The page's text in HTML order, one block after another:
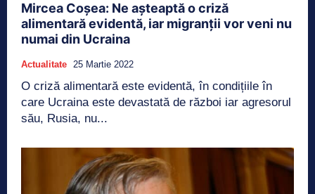
Mircea Coșea: Ne așteaptă o criză
alimentară evidentă, iar migranții vor veni nu
numai din Ucraina
Actualitate 25 Martie 2022
O criză alimentară este evidentă, în condițiile în
care Ucraina este devastată de război iar agresorul
său, Rusia, nu...